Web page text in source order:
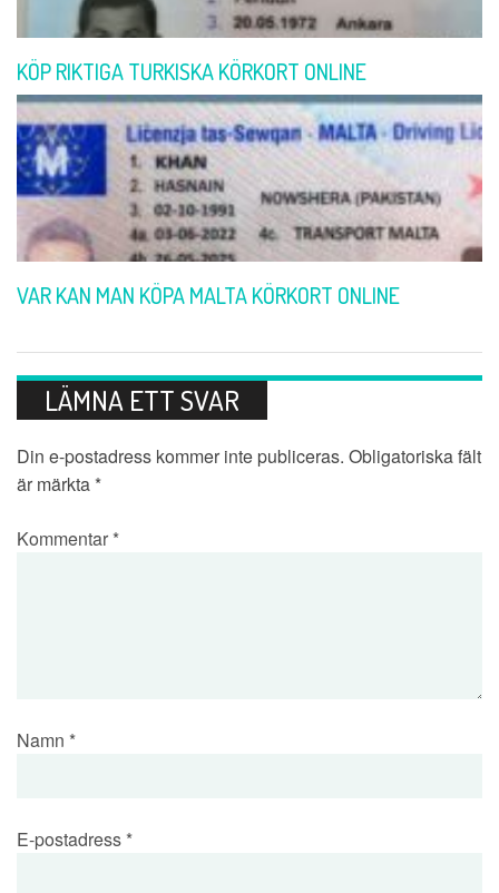
KÖP RIKTIGA TURKISKA KÖRKORT ONLINE
VAR KAN MAN KÖPA MALTA KÖRKORT ONLINE
LÄMNA ETT SVAR
Din e-postadress kommer inte publiceras. Obligatoriska fält
är märkta *
Kommentar *
Namn *
E-postadress *